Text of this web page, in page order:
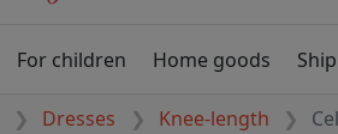
For children Home goods
Dresses Knee-length